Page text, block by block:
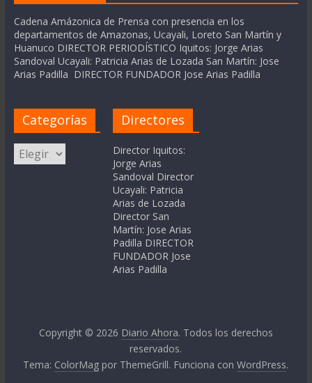
Cadena Amázonica de Prensa con presencia en los
departamentos de Amazonas, Ucayali, Loreto San Martín y
Huanuco DIRECTOR PERIODÍSTICO Iquitos: Jorge Arias
Sandoval Ucayali: Patricia Arias de Lozada San Martín: Jose
Arias Padilla DIRECTOR FUNDADOR Jose Arias Padilla
Categorías
Categorías
Directores
Director Iquitos:
Jorge Arias
Sandoval Director
Ucayali: Patricia
Arias de Lozada
Director San
Martín: Jose Arias
Padilla DIRECTOR
FUNDADOR Jose
Arias Padilla
Copyright © 2026 Diario Ahora. Todos los derechos
reservados.
Tema: ColorMag por ThemeGrill. Funciona conWordPress.